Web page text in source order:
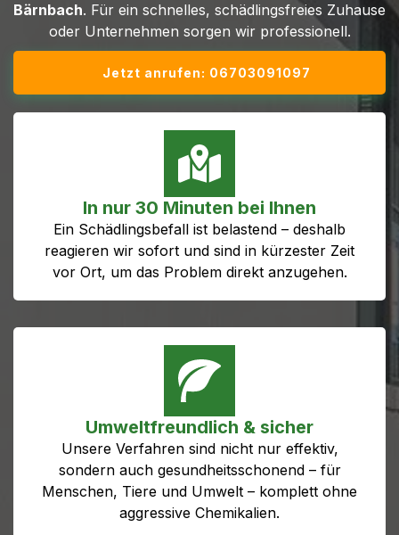
Bärnbach. Für ein schnelles, schädlingsfreies Zuhause
oder Unternehmen sorgen wir professionell.
Jetzt anrufen: 06703091097
In nur 30 Minuten bei Ihnen
Ein Schädlingsbefall ist belastend – deshalb
reagieren wir sofort und sind in kürzester Zeit
vor Ort, um das Problem direkt anzugehen.
Umweltfreundlich & sicher
Unsere Verfahren sind nicht nur effektiv,
sondern auch gesundheitsschonend – für
Menschen, Tiere und Umwelt – komplett ohne
aggressive Chemikalien.